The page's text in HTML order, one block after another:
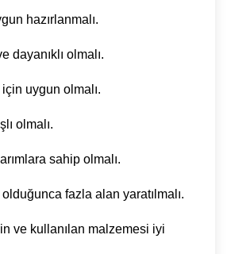
hazırlanmalı.
dayanıklı olmalı.
uygun olmalı.
olmalı.
sahip olmalı.
fazla alan yaratılmalı.
ve kullanılan malzemesi iyi